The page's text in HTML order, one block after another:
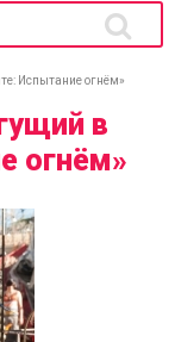
Испытание огнём»
в
огнём»